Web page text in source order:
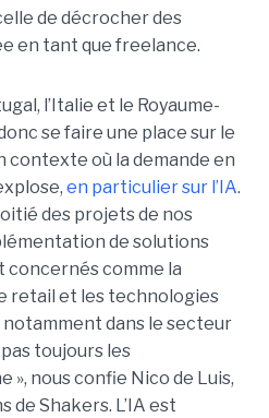
de décrocher des
en tant que freelance.
l’Italie et le Royaume-
se faire une place sur le
contexte où la demande en
en particulier sur l’IA.
des projets de nos
de solutions
concernés comme la
retail et les technologies
dans le secteur
pas toujours les
nous confie Nico de Luis,
Shakers. L’IA est